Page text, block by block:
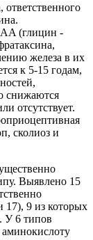
ответственного
(глицин -
железа в их
к 5-15 годам,
снижаются
отсутствует.
сколиоз и
Выявлено 15
17), 9 из которых
У 6 типов